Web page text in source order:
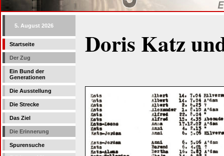
5. August 2026
Startseite
Der Zug
Ein Bund der
Generationen
Die Ausstellung
Die Strecke
Das Ziel
Die Erinnerung
Spurensuche
Doris Katz